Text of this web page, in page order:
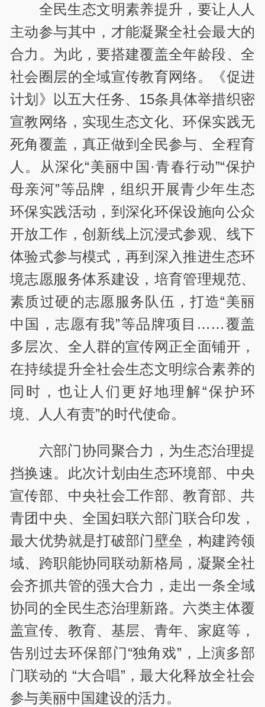
全民生态文明素养提升，要让人人
主动参与其中，才能凝聚全社会最大的
合力。为此，要搭建覆盖全年龄段、全
社会圈层的全域宣传教育网络。《促进
计划》以五大任务、15条具体举措织密
宣教网络，实现生态文化、环保实践无
死角覆盖，真正做到全民参与、全程育
人。从深化“美丽中国·青春行动”“保护
母亲河”等品牌，组织开展青少年生态
环保实践活动，到深化环保设施向公众
开放工作，创新线上沉浸式参观、线下
体验式参与模式，再到深入推进生态环
境志愿服务体系建设，培育管理规范、
素质过硬的志愿服务队伍，打造“美丽
中国，志愿有我”等品牌项目……覆盖
多层次、全人群的宣传网正全面铺开，
在持续提升全社会生态文明综合素养的
同时，也让人们更好地理解“保护环
境、人人有责”的时代使命。
六部门协同聚合力，为生态治理提
挡换速。此次计划由生态环境部、中央
宣传部、中央社会工作部、教育部、共
青团中央、全国妇联六部门联合印发，
最大优势就是打破部门壁垒，构建跨领
域、跨职能协同联动新格局，凝聚全社
会齐抓共管的强大合力，走出一条全域
协同的全民生态治理新路。六类主体覆
盖宣传、教育、基层、青年、家庭等，
告别过去环保部门“独角戏”，上演多部
门联动的 “大合唱”，最大化释放全社会
参与美丽中国建设的活力。